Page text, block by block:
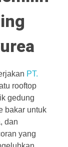
PT.
rooftop
gedung
bakar untuk
dan
yang